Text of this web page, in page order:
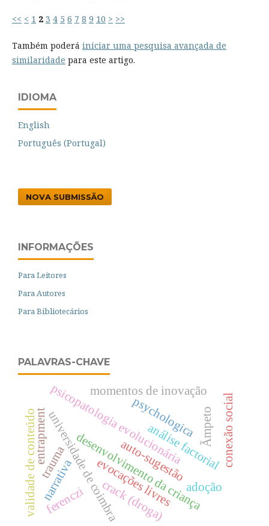
<< < 1 2 3 4 5 6 7 8 9 10 > >>
Também poderá iniciar uma pesquisa avançada de
similaridade para este artigo.
IDIOMA
English
Português (Portugal)
NOVA SUBMISSÃO
INFORMAÇÕES
Para Leitores
Para Autores
Para Bibliotecários
PALAVRAS-CHAVE
auto-sugestão
universidade de coimbra psychologica
desenvolvimento da criança
análise factorial
narrativa
momentos de inovação
entrapmentpsicopatologia evolucionária
evocações livres
crack (droga)
validade de conteúdo conexão social
ferenczi
trauma
Ãmpeto
adoção